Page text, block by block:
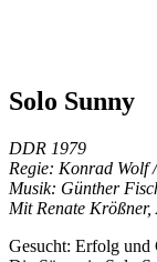
Solo Sunny
DDR 1979
Regie: Konrad Wolf
Musik: Günther
Mit Renate
Gesucht: Erfolg und